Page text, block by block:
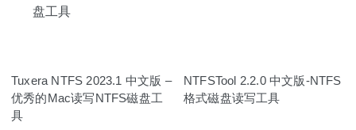
Tuxera NTFS 2023.1 中文版 –
优秀的Mac读写NTFS磁盘工
具
NTFSTool 2.2.0 中文版-NTFS
格式磁盘读写工具